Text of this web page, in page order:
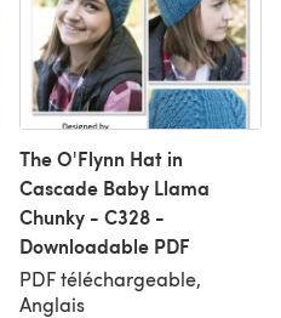
The O'Flynn Hat in
Cascade Baby Llama
Chunky - C328 -
Downloadable PDF
PDF téléchargeable,
Anglais